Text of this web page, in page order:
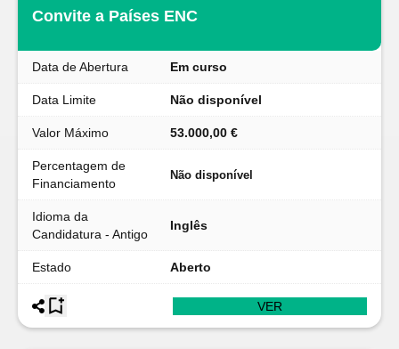
Convite a Países ENC
Data de Abertura Em curso
Data Limite Não disponível
Valor Máximo 53.000,00 €
Percentagem de
Financiamento
Não disponível
Idioma da
Candidatura - Antigo
Inglês
Estado Aberto
VER